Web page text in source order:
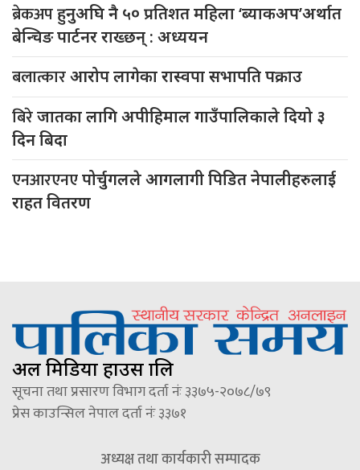
ब्रेकअपहुनुअघि नै ५० प्रतिशत महिला ‘ब्याकअप’अर्थात
बेन्चिङ पार्टनर राख्छन् : अध्ययन
बलात्कारआरोप लागेका रास्वपा सभापति पक्राउ
बिरेजातका लागि अपीहिमाल गाउँपालिकाले दियो ३
दिन बिदा
एनआरएनएपोर्चुगलले आगलागी पिडित नेपालीहरुलाई
राहत वितरण
अल मिडिया हाउस प्रालि
सूचना तथा प्रसारण विभाग दर्ता नंः ३३७५-२०७८/७९
प्रेस काउन्सिल नेपाल दर्ता नंः ३३७१
अध्यक्ष तथा कार्यकारी सम्पादक